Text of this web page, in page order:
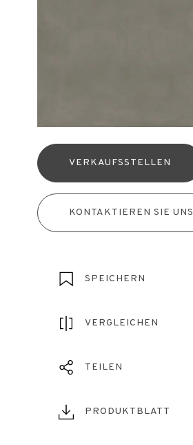
VERKAUFSSTELLEN
KONTAKTIEREN SIE UNS
SPEICHERN
VERGLEICHEN
TEILEN
PRODUKTBLATT